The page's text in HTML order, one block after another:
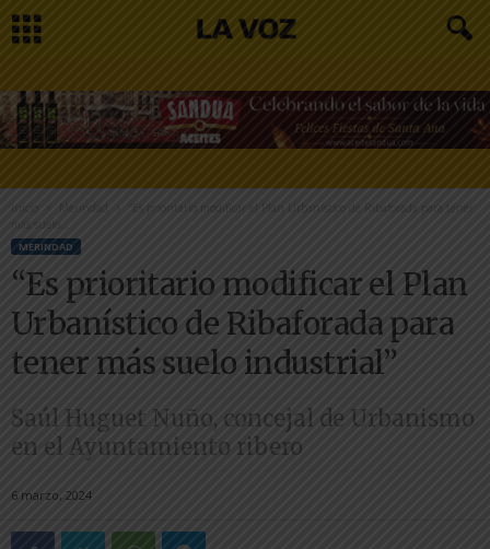
Inicio
“Es prioritario modificar el Plan Urbanístico de Ribaforada para tener
MERINDAD
“Es prioritario modificar el Plan
Urbanístico de Ribaforada para
tener más suelo industrial”
Saúl Huguet Nuño, concejal de Urbanismo
en el Ayuntamiento ribero
6 marzo, 2024